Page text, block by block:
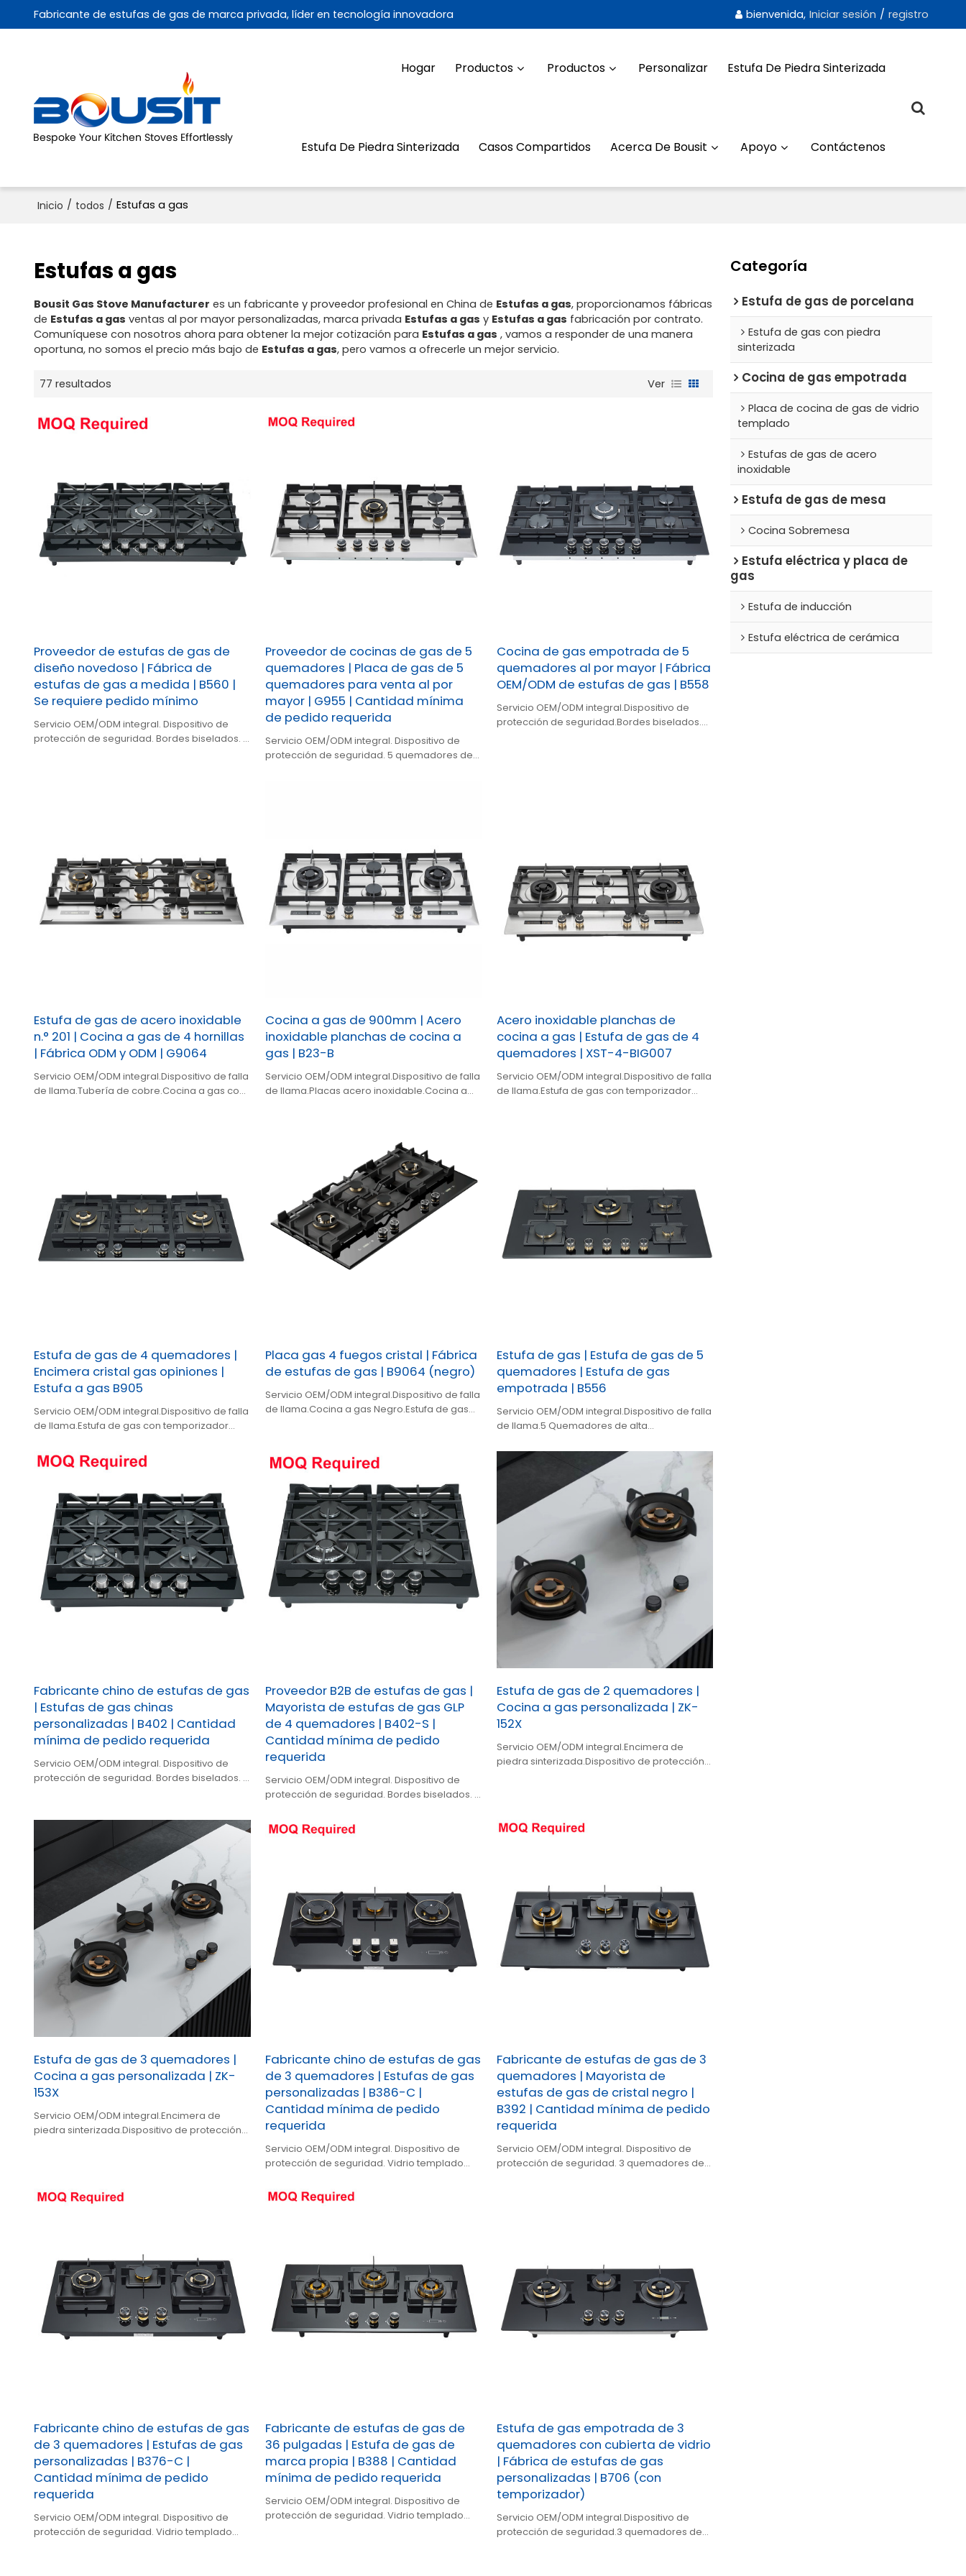
Fabricante de estufas de gas de marca privada, líder en tecnología innovadora bienvenida, Iniciar sesión / registro
Hogar Productos Productos Personalizar Estufa De Piedra Sinterizada
Estufa De Piedra Sinterizada Casos Compartidos Acerca De Bousit Apoyo Contáctenos
Inicio / todos / Estufas a gas
Estufas a gas
Bousit Gas Stove Manufacturer es un fabricante y proveedor profesional en China de Estufas a gas, proporcionamos fábricas
de Estufas a gas ventas al por mayor personalizadas, marca privada Estufas a gas y Estufas a gas fabricación por contrato.
Comuníquese con nosotros ahora para obtener la mejor cotización para Estufas a gas , vamos a responder de una manera
oportuna, no somos el precio más bajo de Estufas a gas, pero vamos a ofrecerle un mejor servicio.
77 resultados Ver
Proveedor de estufas de gas de
diseño novedoso | Fábrica de
estufas de gas a medida | B560 |
Se requiere pedido mínimo
Servicio OEM/ODM integral. Dispositivo de
protección de seguridad. Bordes biselados. 5
Proveedor de cocinas de gas de 5
quemadores | Placa de gas de 5
quemadores para venta al por
mayor | G955 | Cantidad mínima
de pedido requerida
Servicio OEM/ODM integral. Dispositivo de
protección de seguridad. 5 quemadores de
Cocina de gas empotrada de 5
quemadores al por mayor | Fábrica
OEM/ODM de estufas de gas | B558
Servicio OEM/ODM integral.Dispositivo de
protección de seguridad.Bordes biselados.5
Estufa de gas de acero inoxidable
n.° 201 | Cocina a gas de 4 hornillas
| Fábrica ODM y ODM | G9064
Servicio OEM/ODM integral.Dispositivo de falla
de llama.Tubería de cobre.Cocina a gas con
Cocina a gas de 900mm | Acero
inoxidable planchas de cocina a
gas | B23-B
Servicio OEM/ODM integral.Dispositivo de falla
de llama.Placas acero inoxidable.Cocina a
Acero inoxidable planchas de
cocina a gas | Estufa de gas de 4
quemadores | XST-4-BIG007
Servicio OEM/ODM integral.Dispositivo de falla
de llama.Estufa de gas con temporizador
Estufa de gas de 4 quemadores |
Encimera cristal gas opiniones |
Estufa a gas B905
Servicio OEM/ODM integral.Dispositivo de falla
de llama.Estufa de gas con temporizador
Placa gas 4 fuegos cristal | Fábrica
de estufas de gas | B9064 (negro)
Servicio OEM/ODM integral.Dispositivo de falla
de llama.Cocina a gas Negro.Estufa de gas
Estufa de gas | Estufa de gas de 5
quemadores | Estufa de gas
empotrada | B556
Servicio OEM/ODM integral.Dispositivo de falla
de llama.5 Quemadores de alta
Fabricante chino de estufas de gas
| Estufas de gas chinas
personalizadas | B402 | Cantidad
mínima de pedido requerida
Servicio OEM/ODM integral. Dispositivo de
protección de seguridad. Bordes biselados. 4
Proveedor B2B de estufas de gas |
Mayorista de estufas de gas GLP
de 4 quemadores | B402-S |
Cantidad mínima de pedido
requerida
Servicio OEM/ODM integral. Dispositivo de
protección de seguridad. Bordes biselados. 4
vidrio templado.
Estufa de gas de 2 quemadores |
Cocina a gas personalizada | ZK-
152X
Servicio OEM/ODM integral.Encimera de
piedra sinterizada.Dispositivo de protección
Estufa de gas de 3 quemadores |
Cocina a gas personalizada | ZK-
153X
Servicio OEM/ODM integral.Encimera de
piedra sinterizada.Dispositivo de protección
Fabricante chino de estufas de gas
de 3 quemadores | Estufas de gas
personalizadas | B386-C |
Cantidad mínima de pedido
requerida
Servicio OEM/ODM integral. Dispositivo de
protección de seguridad. Vidrio templado
Fabricante de estufas de gas de 3
quemadores | Mayorista de
estufas de gas de cristal negro |
B392 | Cantidad mínima de pedido
requerida
Servicio OEM/ODM integral. Dispositivo de
protección de seguridad. 3 quemadores de
Fabricante chino de estufas de gas
de 3 quemadores | Estufas de gas
personalizadas | B376-C |
Cantidad mínima de pedido
requerida
Servicio OEM/ODM integral. Dispositivo de
protección de seguridad. Vidrio templado
Fabricante de estufas de gas de
36 pulgadas | Estufa de gas de
marca propia | B388 | Cantidad
mínima de pedido requerida
Servicio OEM/ODM integral. Dispositivo de
protección de seguridad. Vidrio templado
Estufa de gas empotrada de 3
quemadores con cubierta de vidrio
| Fábrica de estufas de gas
personalizadas | B706 (con
temporizador)
Servicio OEM/ODM integral.Dispositivo de
protección de seguridad.3 quemadores de
Categoría
Estufa de gas de porcelana
Estufa de gas con piedra
sinterizada
Cocina de gas empotrada
Placa de cocina de gas de vidrio
templado
Estufas de gas de acero
inoxidable
Estufa de gas de mesa
Cocina Sobremesa
Estufa eléctrica y placa de
gas
Estufa de inducción
Estufa eléctrica de cerámica